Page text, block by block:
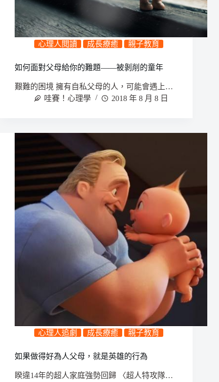
心理人閱讀 成長療癒 親子教育
如何面對父母給你的難題——被剝削的童年
艱難的困境 擁有自私父母的人，可能會遇上…
哇賽！心理學
2018 年 8 月 8 日
心理人追劇 成長療癒 親子教育
如果做得好為人父母，就是英雄的行為
睽違14年的超人家庭強勢回歸 〈超人特攻隊…